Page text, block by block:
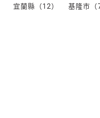
宜蘭縣（12） 基隆市（